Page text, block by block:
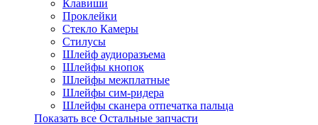
Клавиши
Проклейки
Стекло Камеры
Стилусы
Шлейф аудиоразъема
Шлейфы кнопок
Шлейфы межплатные
Шлейфы сим-ридера
Шлейфы сканера отпечатка пальца
Показать все Остальные запчасти